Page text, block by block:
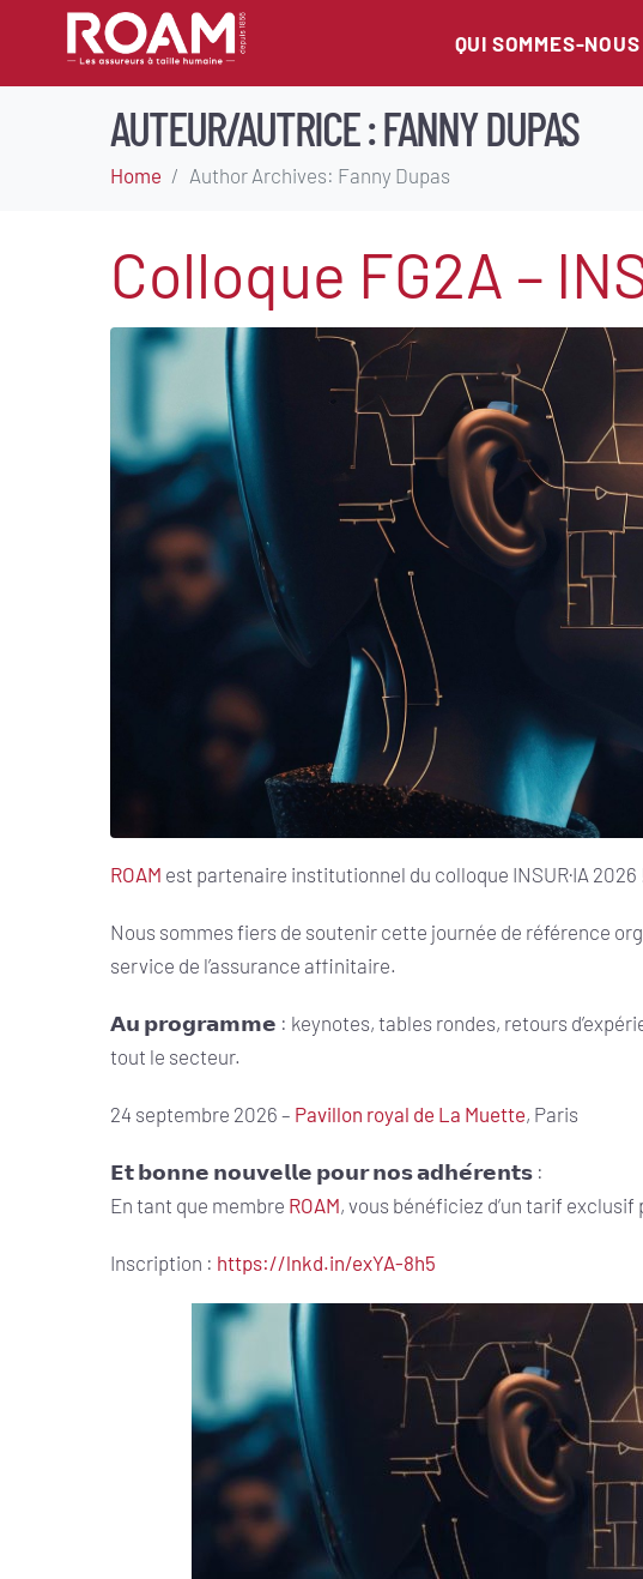
QUI SOMMES-
AUTEUR/AUTRICE :FANNY DUPAS
Home Author Archives: Fanny Dupas
Colloque FG2A –
ROAM est partenaire institutionnel du colloque INSUR·IA 2026
Nous sommes fiers de soutenir cette journée de référence
service de l’assurance affinitaire.
𝗔𝘂 𝗽𝗿𝗼𝗴𝗿𝗮𝗺𝗺𝗲 : keynotes, tables rondes, retours
tout le secteur.
24 septembre 2026 – Pavillon royal de La Muette, Paris
𝗘𝘁 𝗯𝗼𝗻𝗻𝗲 𝗻𝗼𝘂𝘃𝗲𝗹𝗹𝗲 𝗽𝗼𝘂𝗿 𝗻𝗼𝘀 𝗮𝗱𝗵𝗲́𝗿𝗲𝗻𝘁𝘀 :
En tant que membre ROAM, vous bénéficiez d’un tarif exclusif
Inscription : https://lnkd.in/exYA-8h5